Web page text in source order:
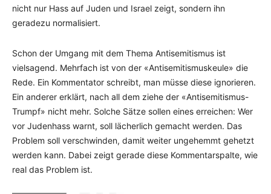
nicht nur Hass auf Juden und Israel zeigt, sondern ihn
geradezu normalisiert.
Schon der Umgang mit dem Thema Antisemitismus ist
vielsagend. Mehrfach ist von der «Antisemitismuskeule» die
Rede. Ein Kommentator schreibt, man müsse diese ignorieren.
Ein anderer erklärt, nach all dem ziehe der «Antisemitismus-
Trumpf» nicht mehr. Solche Sätze sollen eines erreichen: Wer
vor Judenhass warnt, soll lächerlich gemacht werden. Das
Problem soll verschwinden, damit weiter ungehemmt gehetzt
werden kann. Dabei zeigt gerade diese Kommentarspalte, wie
real das Problem ist.